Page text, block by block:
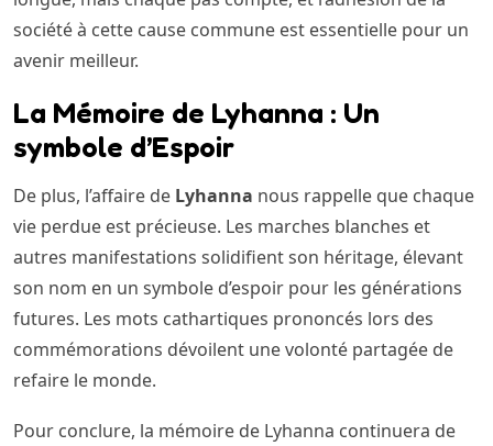
société à cette cause commune est essentielle pour un
avenir meilleur.
La Mémoire de Lyhanna : Un
symbole d’Espoir
De plus, l’affaire de Lyhanna nous rappelle que chaque
vie perdue est précieuse. Les marches blanches et
autres manifestations solidifient son héritage, élevant
son nom en un symbole d’espoir pour les générations
futures. Les mots cathartiques prononcés lors des
commémorations dévoilent une volonté partagée de
refaire le monde.
Pour conclure, la mémoire de Lyhanna continuera de